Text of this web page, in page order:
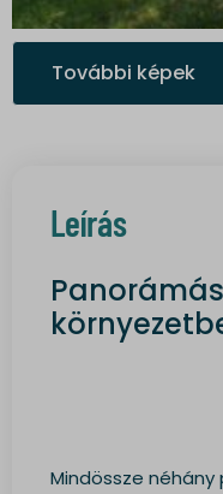
További képek
Leírás
Mindössze